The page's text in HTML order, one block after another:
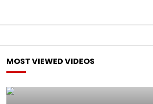
MOST VIEWED VIDEOS